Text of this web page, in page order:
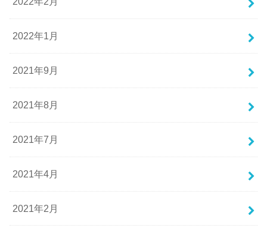
2022年1月
2021年9月
2021年8月
2021年7月
2021年4月
2021年2月